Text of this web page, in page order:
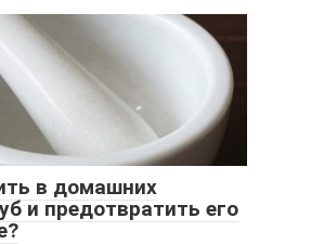
в домашних
и предотвратить его